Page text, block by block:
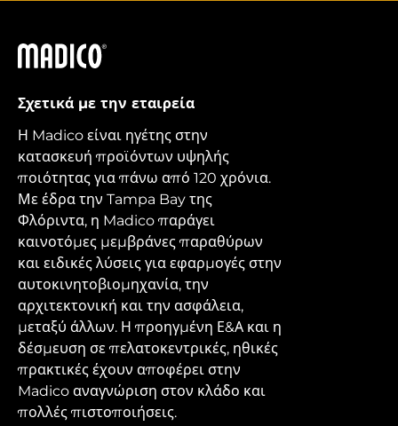
Madico
Σχετικά με την εταιρεία
Η Madico είναι ηγέτης στην
κατασκευή προϊόντων υψηλής
ποιότητας για πάνω από 120 χρόνια.
Με έδρα την Tampa Bay της
Φλόριντα, η Madico παράγει
καινοτόμες μεμβράνες παραθύρων
και ειδικές λύσεις για εφαρμογές στην
αυτοκινητοβιομηχανία, την
αρχιτεκτονική και την ασφάλεια,
μεταξύ άλλων. Η προηγμένη Ε&Α και η
δέσμευση σε πελατοκεντρικές, ηθικές
πρακτικές έχουν αποφέρει στην
Madico αναγνώριση στον κλάδο και
πολλές πιστοποιήσεις.